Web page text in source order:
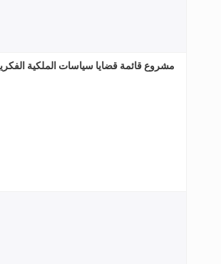
مشروع قائمة قضايا سياسات الملكية